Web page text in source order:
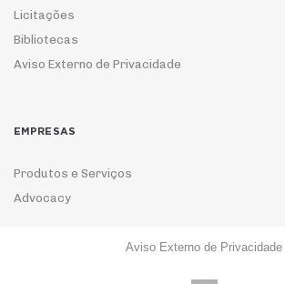
Licitações
Bibliotecas
Aviso Externo de Privacidade
EMPRESAS
Produtos e Serviços
Advocacy
Aviso Externo de Privacidade